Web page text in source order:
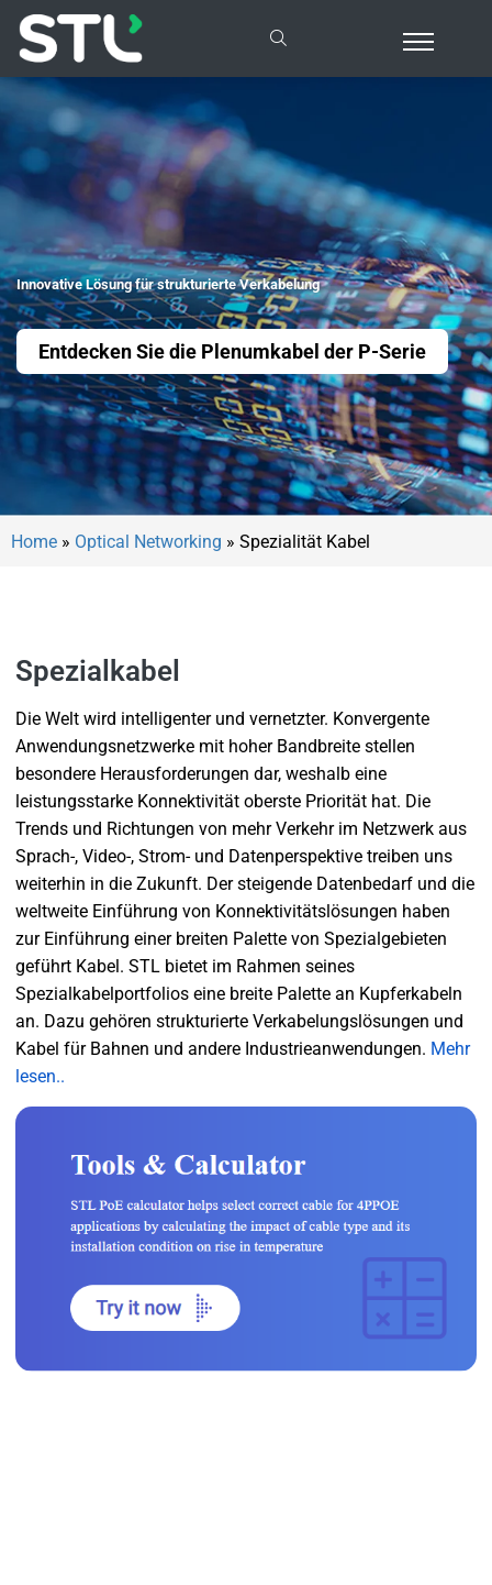
Innovative Lösung für strukturierte Verkabelung
Entdecken Sie die Plenumkabel der P-Serie
Home » Optical Networking » Spezialität Kabel
Spezialkabel
Die Welt wird intelligenter und vernetzter. Konvergente
Anwendungsnetzwerke mit hoher Bandbreite stellen
besondere Herausforderungen dar, weshalb eine
leistungsstarke Konnektivität oberste Priorität hat. Die
Trends und Richtungen von mehr Verkehr im Netzwerk aus
Sprach-, Video-, Strom- und Datenperspektive treiben uns
weiterhin in die Zukunft. Der steigende Datenbedarf und die
weltweite Einführung von Konnektivitätslösungen haben
zur Einführung einer breiten Palette von Spezialgebieten
geführt Kabel. STL bietet im Rahmen seines
Spezialkabelportfolios eine breite Palette an Kupferkabeln
an. Dazu gehören strukturierte Verkabelungslösungen und
Kabel für Bahnen und andere Industrieanwendungen. Mehr
lesen..